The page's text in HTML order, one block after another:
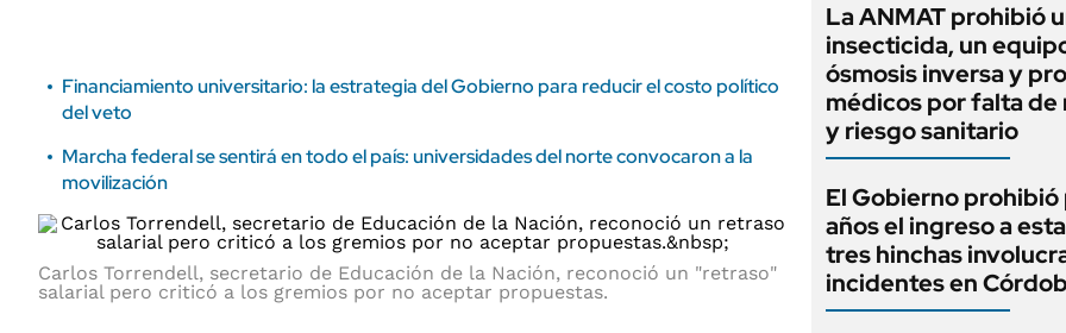
Financiamiento universitario: la estrategia del Gobierno para reducir el costo político
del veto
Marcha federal se sentirá en todo el país: universidades del norte convocaron a la
movilización
Carlos Torrendell, secretario de Educación de la Nación, reconoció un "retraso"
salarial pero criticó a los gremios por no aceptar propuestas.
La ANMAT prohibió
insecticida, un
ósmosis inversa y
médicos por falta
y riesgo sanitario
El Gobierno
años el ingreso a
tres hinchas
incidentes en